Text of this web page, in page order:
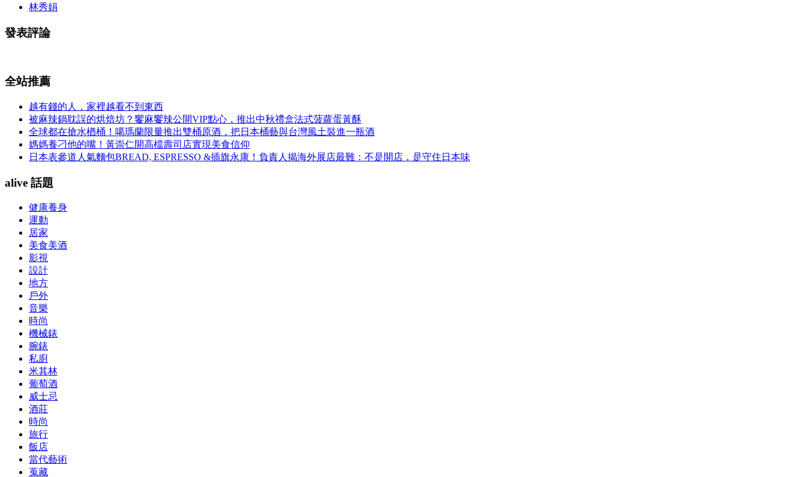
林秀娟
發表評論
全站推薦
越有錢的人，家裡越看不到東西
被麻辣鍋耽誤的烘焙坊？饗麻饗辣公開VIP點心，推出中秋禮盒法式菠蘿蛋黃酥
全球都在搶水楢桶！噶瑪蘭限量推出雙桶原酒，把日本桶藝與台灣風土裝進一瓶酒
媽媽養刁他的嘴！黃崇仁開高檔壽司店實現美食信仰
日本表參道人氣麵包BREAD, ESPRESSO &插旗永康！負責人揭海外展店最難：不是開店，是守住日本味
alive 話題
健康養身
運動
居家
美食美酒
影視
設計
地方
戶外
音樂
時尚
機械錶
腕錶
私廚
米其林
葡萄酒
威士忌
酒莊
時尚
旅行
飯店
當代藝術
蒐藏